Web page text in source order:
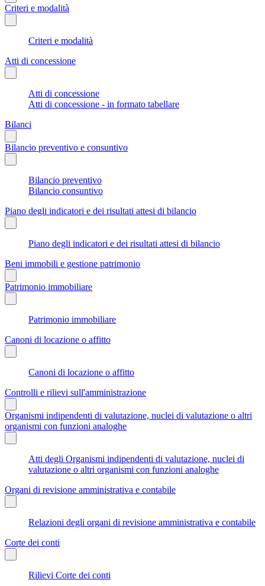
Criteri e modalità
Criteri e modalità
Atti di concessione
Atti di concessione
Atti di concessione - in formato tabellare
Bilanci
Bilancio preventivo e consuntivo
Bilancio preventivo
Bilancio consuntivo
Piano degli indicatori e dei risultati attesi di bilancio
Piano degli indicatori e dei risultati attesi di bilancio
Beni immobili e gestione patrimonio
Patrimonio immobiliare
Patrimonio immobiliare
Canoni di locazione o affitto
Canoni di locazione o affitto
Controlli e rilievi sull'amministrazione
Organismi indipendenti di valutazione, nuclei di valutazione o altri
organismi con funzioni analoghe
Atti degli Organismi indipendenti di valutazione, nuclei di
valutazione o altri organismi con funzioni analoghe
Organi di revisione amministrativa e contabile
Relazioni degli organi di revisione amministrativa e contabile
Corte dei conti
Rilievi Corte dei conti